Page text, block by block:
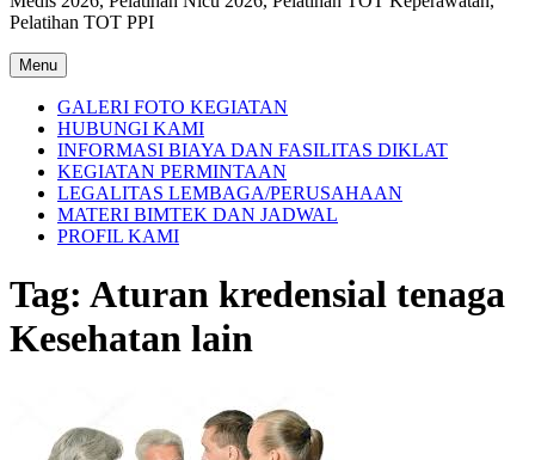
Pelatihan TOT PPI
Menu
GALERI FOTO KEGIATAN
HUBUNGI KAMI
INFORMASI BIAYA DAN FASILITAS DIKLAT
KEGIATAN PERMINTAAN
LEGALITAS LEMBAGA/PERUSAHAAN
MATERI BIMTEK DAN JADWAL
PROFIL KAMI
Tag: Aturan kredensial tenaga
Kesehatan lain